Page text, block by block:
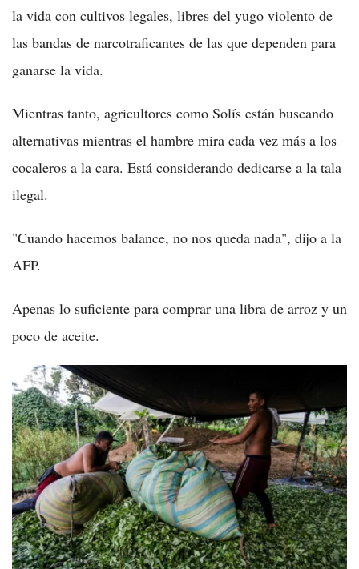
la vida con cultivos legales, libres del yugo violento de
las bandas de narcotraficantes de las que dependen para
ganarse la vida.
Mientras tanto, agricultores como Solís están buscando
alternativas mientras el hambre mira cada vez más a los
cocaleros a la cara. Está considerando dedicarse a la tala
ilegal.
"Cuando hacemos balance, no nos queda nada", dijo a la
AFP.
Apenas lo suficiente para comprar una libra de arroz y un
poco de aceite.